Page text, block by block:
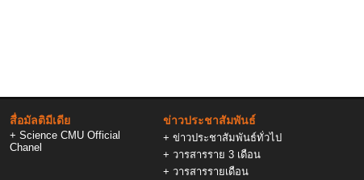
สื่อมัลติมีเดีย
+ Science CMU Official
Chanel
ข่าวประชาสัมพันธ์
+ ข่าวประชาสัมพันธ์ทั่วไป
+ วารสารราย 3 เดือน
+ วารสารรายเดือน